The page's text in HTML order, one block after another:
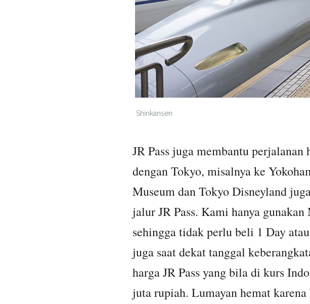
Shinkansen
JR Pass juga membantu
dengan Tokyo, misalnya ke
Museum dan Tokyo Disneyland
jalur JR Pass. Kami hanya
sehingga tidak perlu beli 1 Day
juga saat dekat tanggal
harga JR Pass yang bila di kurs
juta rupiah. Lumayan hemat